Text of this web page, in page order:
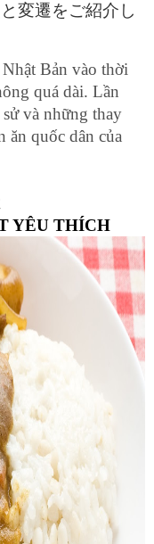
変遷をご紹介し
Bản vào thời
quá dài. Lần
và những thay
ăn quốc dân của
YÊU THÍCH